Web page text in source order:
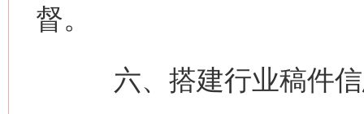
督。
六、搭建行业稿件信